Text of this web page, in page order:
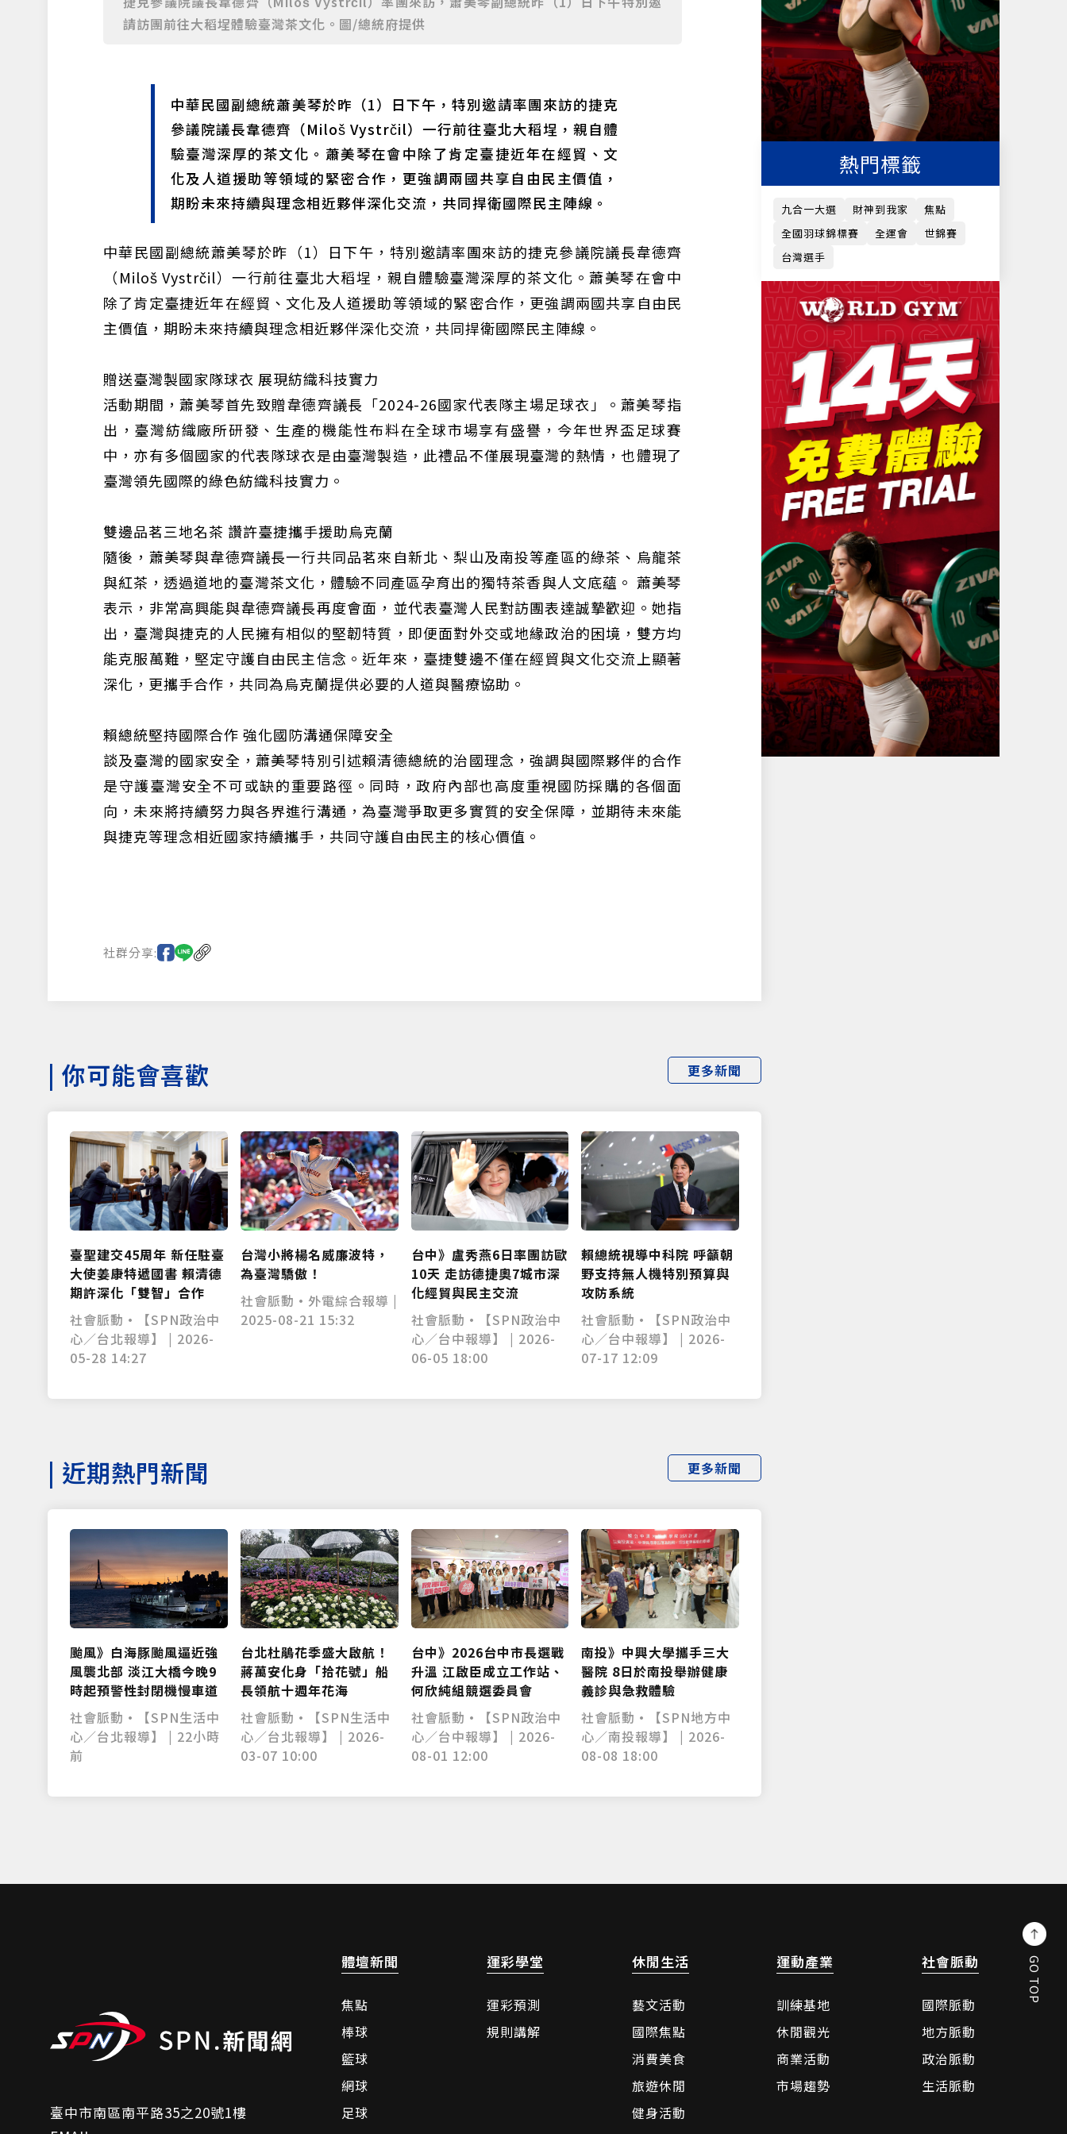
請訪團前往大稻埕體驗臺灣茶文化。圖/總統府提供
中華民國副總統蕭美琴於昨（1）日下午，特別邀請率團來訪的捷克
參議院議長韋德齊（Miloš Vystrčil）一行前往臺北大稻埕，親自體
驗臺灣深厚的茶文化。蕭美琴在會中除了肯定臺捷近年在經貿、文
化及人道援助等領域的緊密合作，更強調兩國共享自由民主價值，
期盼未來持續與理念相近夥伴深化交流，共同捍衛國際民主陣線。
中華民國副總統蕭美琴於昨（1）日下午，特別邀請率團來訪的捷克參議院議長韋德齊
（Miloš Vystrčil）一行前往臺北大稻埕，親自體驗臺灣深厚的茶文化。蕭美琴在會中
除了肯定臺捷近年在經貿、文化及人道援助等領域的緊密合作，更強調兩國共享自由民
主價值，期盼未來持續與理念相近夥伴深化交流，共同捍衛國際民主陣線。
贈送臺灣製國家隊球衣 展現紡織科技實力
活動期間，蕭美琴首先致贈韋德齊議長「2024-26國家代表隊主場足球衣」。蕭美琴指
出，臺灣紡織廠所研發、生產的機能性布料在全球市場享有盛譽，今年世界盃足球賽
中，亦有多個國家的代表隊球衣是由臺灣製造，此禮品不僅展現臺灣的熱情，也體現了
臺灣領先國際的綠色紡織科技實力。
雙邊品茗三地名茶 讚許臺捷攜手援助烏克蘭
隨後，蕭美琴與韋德齊議長一行共同品茗來自新北、梨山及南投等產區的綠茶、烏龍茶
與紅茶，透過道地的臺灣茶文化，體驗不同產區孕育出的獨特茶香與人文底蘊。 蕭美琴
表示，非常高興能與韋德齊議長再度會面，並代表臺灣人民對訪團表達誠摯歡迎。她指
出，臺灣與捷克的人民擁有相似的堅韌特質，即便面對外交或地緣政治的困境，雙方均
能克服萬難，堅定守護自由民主信念。近年來，臺捷雙邊不僅在經貿與文化交流上顯著
深化，更攜手合作，共同為烏克蘭提供必要的人道與醫療協助。
賴總統堅持國際合作 強化國防溝通保障安全
談及臺灣的國家安全，蕭美琴特別引述賴清德總統的治國理念，強調與國際夥伴的合作
是守護臺灣安全不可或缺的重要路徑。同時，政府內部也高度重視國防採購的各個面
向，未來將持續努力與各界進行溝通，為臺灣爭取更多實質的安全保障，並期待未來能
與捷克等理念相近國家持續攜手，共同守護自由民主的核心價值。
社群分享:
| 你可能會喜歡 更多新聞
臺聖建交45周年 新任駐臺
大使姜康特遞國書 賴清德
期許深化「雙智」合作
社會脈動•【SPN政治中
心／台北報導】 | 2026-
05-28 14:27
台灣小將楊名威廉波特，
為臺灣驕傲！
社會脈動•外電綜合報導 |
2025-08-21 15:32
台中》盧秀燕6日率團訪歐
10天 走訪德捷奧7城市深
化經貿與民主交流
社會脈動•【SPN政治中
心／台中報導】 | 2026-
06-05 18:00
賴總統視導中科院 呼籲朝
野支持無人機特別預算與
攻防系統
社會脈動•【SPN政治中
心／台中報導】 | 2026-
07-17 12:09
| 近期熱門新聞 更多新聞
颱風》白海豚颱風逼近強
風襲北部 淡江大橋今晚9
時起預警性封閉機慢車道
社會脈動•【SPN生活中
心／台北報導】 | 22小時
前
台北杜鵑花季盛大啟航！
蔣萬安化身「拾花號」船
長領航十週年花海
社會脈動•【SPN生活中
心／台北報導】 | 2026-
03-07 10:00
台中》2026台中市長選戰
升溫 江啟臣成立工作站、
何欣純組競選委員會
社會脈動•【SPN政治中
心／台中報導】 | 2026-
08-01 12:00
南投》中興大學攜手三大
醫院 8日於南投舉辦健康
義診與急救體驗
社會脈動•【SPN地方中
心／南投報導】 | 2026-
08-08 18:00
熱門標籤
九合一大選 財神到我家
焦點
全國羽球錦標賽
全運會
世錦賽
台灣選手
臺中市南區南平路35之20號1樓
體壇新聞
焦點
棒球
籃球
網球
足球
運彩學堂
運彩預測
規則講解
休閒生活
藝文活動
國際焦點
消費美食
旅遊休閒
健身活動
運動產業
訓練基地
休閒觀光
商業活動
市場趨勢
社會脈動
國際脈動
地方脈動
政治脈動
生活脈動
GO TOP